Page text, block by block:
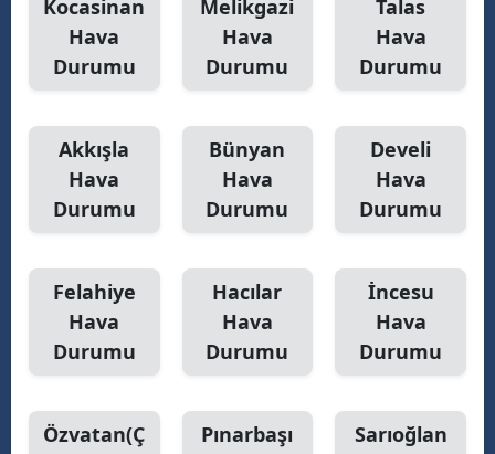
Manisa
Kahramanmaraş
Mardin
Muğla
Muş
Nevşehir
Ordu
Sakarya
Kocasinan
Hava
Durumu
Melikgazi
Hava
Durumu
Talas
Hava
Durumu
Akkışla
Hava
Durumu
Bünyan
Hava
Durumu
Develi
Hava
Durumu
Felahiye
Hava
Durumu
Hacılar
Hava
Durumu
İncesu
Hava
Durumu
Özvatan(Ç
Pınarbaşı
Sarıoğlan